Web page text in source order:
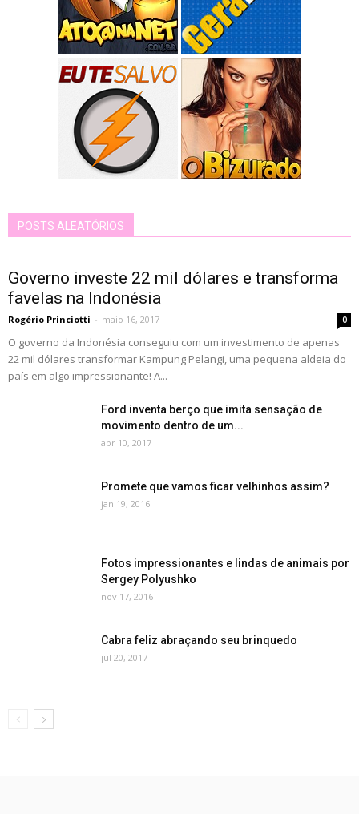
POSTS ALEATÓRIOS
Governo investe 22 mil dólares e transforma
favelas na Indonésia
Rogério Princiotti - maio 16, 2017 0
O governo da Indonésia conseguiu com um investimento de apenas
22 mil dólares transformar Kampung Pelangi, uma pequena aldeia do
país em algo impressionante! A...
Ford inventa berço que imita sensação de
movimento dentro de um...
abr 10, 2017
Promete que vamos ficar velhinhos assim?
jan 19, 2016
Fotos impressionantes e lindas de animais por
Sergey Polyushko
nov 17, 2016
Cabra feliz abraçando seu brinquedo
jul 20, 2017